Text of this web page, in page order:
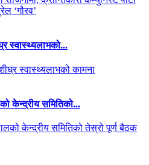
स्वास्थ्यलाभको...
केन्द्रीय समितिको...